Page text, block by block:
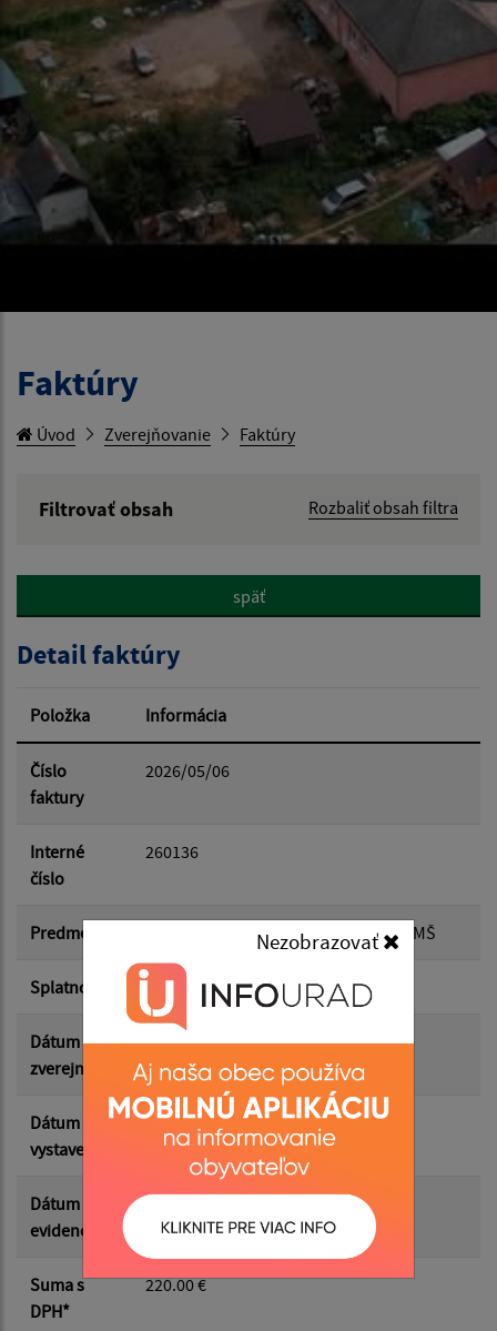
Nezobrazovať
Faktúry
Úvod Zverejňovanie Faktúry
Filtrovať obsah
Rozbaliť obsah filtra
Hľadať v:
Dátum od:
Dátum do:
Suma od:
Suma do:
Filtrovať Reset
späť
Detail faktúry
Položka Informácia
Číslo
faktury
2026/05/06
Interné
číslo
260136
Predmet Vzdelávacie divadelné predstavenie MŠ
Splatnosť 03.06.2026
Dátum
zverejnenia
27.05.2026
Dátum
vystavenia
19.05.2026
Dátum
evidencie
20.05.2026
Suma s
DPH*
220.00 €